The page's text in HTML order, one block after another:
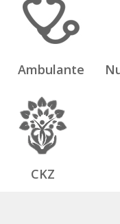
Ambulante
CKZ